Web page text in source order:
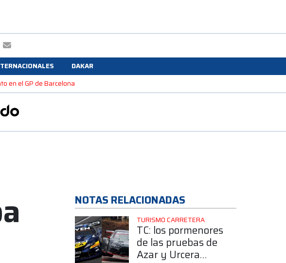
DAKAR
en el GP de Barcelona
NOTAS RELACIONADAS
TURISMO CARRETERA
TC: los pormenores
de las pruebas de
Azar y Urcera